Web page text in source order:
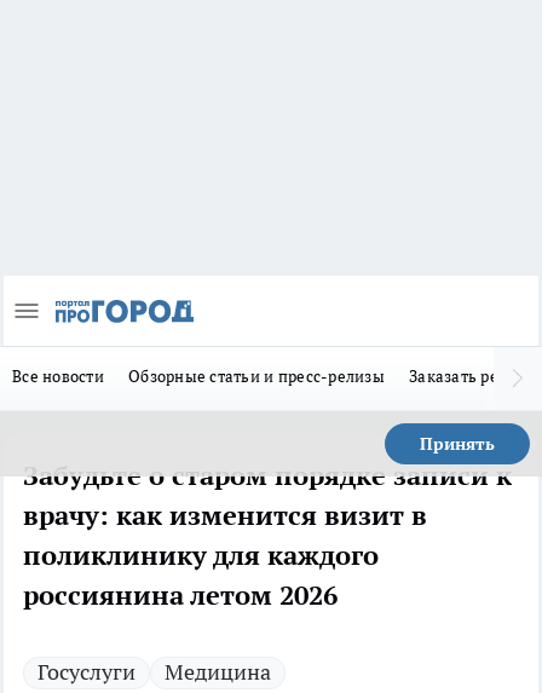
Все новости Обзорные статьи и пресс-релизы Заказать
Принять
Забудьте о старом порядке записи к
врачу: как изменится визит в
поликлинику для каждого
россиянина летом 2026
Госуслуги
Медицина